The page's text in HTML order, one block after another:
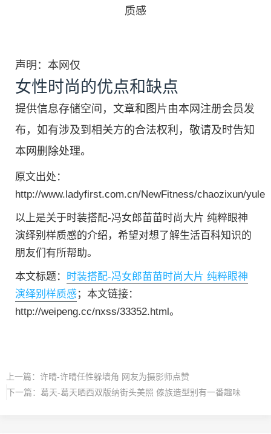
质感
声明：本网仅
女性时尚的优点和缺点
提供信息存储空间，文章和图片由本网注册会员发
布，如有涉及到相关方的合法权利，敬请及时告知
本网删除处理。
原文出处：
http://www.ladyfirst.com.cn/NewFitness/chaozixun/
以上是关于时装搭配-冯女郎苗苗时尚大片 纯粹眼神
演绎别样质感的介绍，希望对想了解生活百科知识的
朋友们有所帮助。
本文标题： 时装搭配-冯女郎苗苗时尚大片 纯粹眼神
演绎别样质感；本文链接：
http://weipeng.cc/nxss/33352.html。
上一篇： 许晴-许晴任性躲墙角 网友为摄影师点赞
下一篇： 葛天-葛天晒西双版纳街头美照 傣族造型别有一番趣味